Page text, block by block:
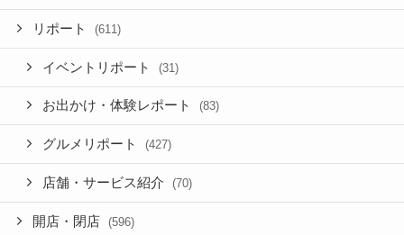
リポート (611)
イベントリポート (31)
お出かけ・体験レポート (83)
グルメリポート (427)
店舗・サービス紹介 (70)
開店・閉店 (596)